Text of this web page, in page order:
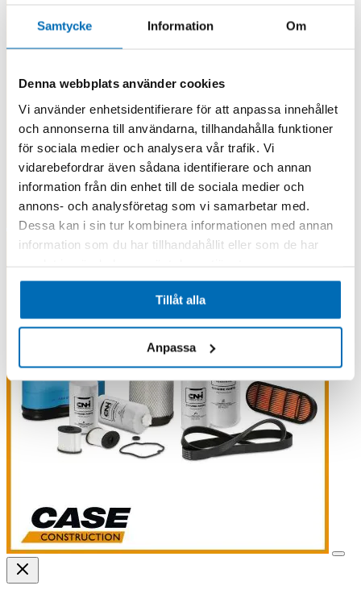
Samtycke Information Om
Denna webbplats använder cookies
Vi använder enhetsidentifierare för att anpassa innehållet
och annonserna till användarna, tillhandahålla funktioner
för sociala medier och analysera vår trafik. Vi
vidarebefordrar även sådana identifierare och annan
information från din enhet till de sociala medier och
annons- och analysföretag som vi samarbetar med.
Dessa kan i sin tur kombinera informationen med annan
information som du har tillhandahållit eller som de har
Tillåt alla
Anpassa